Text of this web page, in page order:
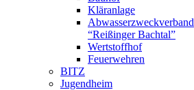
Kläranlage
Abwasserzweckverband
“Reißinger Bachtal”
Wertstoffhof
Feuerwehren
BITZ
Jugendheim